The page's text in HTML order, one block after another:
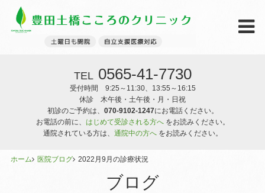
TEL 0565-41-7730
受付時間 9:25～11:30、13:55～16:15
休診 木午後・土午後・月・日祝
初診のご予約は、 070-9102-1247にお電話ください。
お電話の前に、 はじめて受診される方へをお読みください。
通院されている方は、 通院中の方へ をお読みください。
ホーム 医院ブログ 2022月9月の診療状況
ブログ